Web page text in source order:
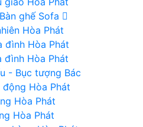
ghế Sofa
Hòa Phát
Hòa Phát
Hòa Phát
- Bục tượng Bác
Hòa Phát
Hòa Phát
Hòa Phát